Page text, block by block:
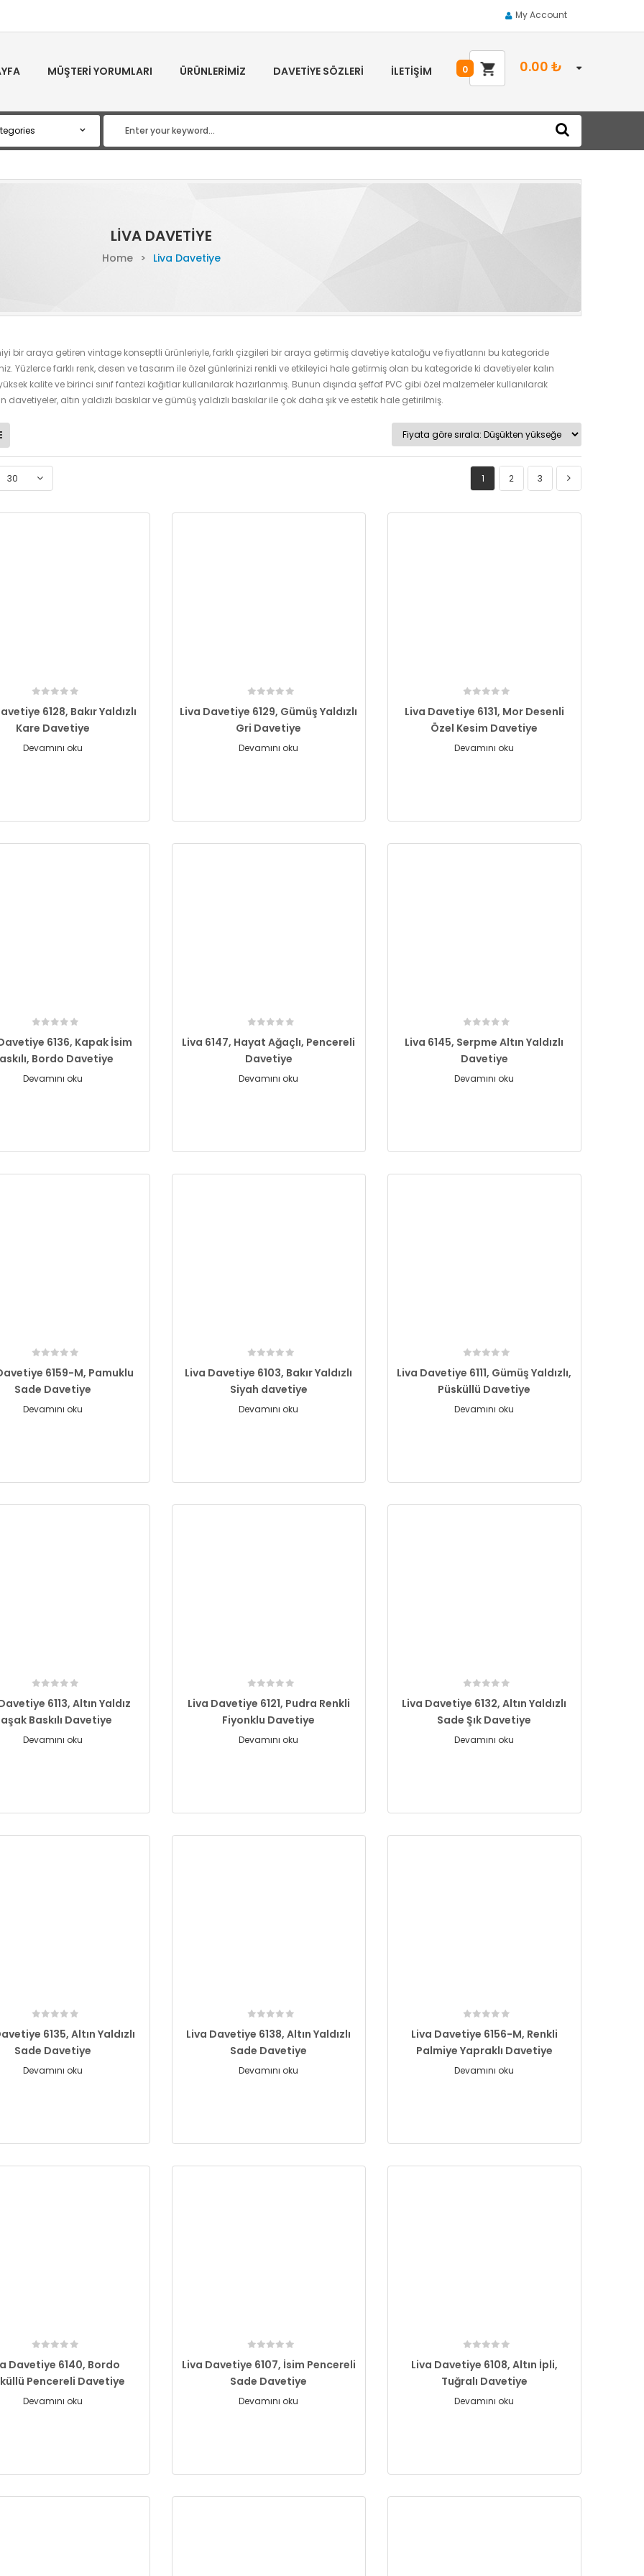
My Account
MÜŞTERI YORUMLARI ÜRÜNLERIMIZ DAVETIYE SÖZLERI İLETIŞIM 0.00 ₺
0
LIVA DAVETIYE
Home > Liva Davetiye
bir araya getiren vintage konseptli ürünleriyle, farklı çizgileri bir araya getirmiş davetiye kataloğu ve fiyatlarını bu kategoride
Yüzlerce farklı renk, desen ve tasarım ile özel günlerinizi renkli ve etkileyici hale getirmiş olan bu kategoride ki davetiyeler kalın
kalite ve birinci sınıf fantezi kağıtlar kullanılarak hazırlanmış. Bunun dışında şeffaf PVC gibi özel malzemeler kullanılarak
altın yaldızlı baskılar ve gümüş yaldızlı baskılar ile çok daha şık ve estetik hale getirilmiş.
30 1 2 3
6128, Bakır Yaldızlı
Kare Davetiye
Devamını oku
Liva Davetiye 6129, Gümüş Yaldızlı
Gri Davetiye
Devamını oku
Liva Davetiye 6131, Mor Desenli
Özel Kesim Davetiye
Devamını oku
6136, Kapak İsim
Bordo Davetiye
Devamını oku
Liva 6147, Hayat Ağaçlı, Pencereli
Davetiye
Devamını oku
Liva 6145, Serpme Altın Yaldızlı
Davetiye
Devamını oku
6159-M, Pamuklu
Sade Davetiye
Devamını oku
Liva Davetiye 6103, Bakır Yaldızlı
Siyah davetiye
Devamını oku
Liva Davetiye 6111, Gümüş Yaldızlı,
Püsküllü Davetiye
Devamını oku
6113, Altın Yaldız
Baskılı Davetiye
Devamını oku
Liva Davetiye 6121, Pudra Renkli
Fiyonklu Davetiye
Devamını oku
Liva Davetiye 6132, Altın Yaldızlı
Sade Şık Davetiye
Devamını oku
6135, Altın Yaldızlı
Sade Davetiye
Devamını oku
Liva Davetiye 6138, Altın Yaldızlı
Sade Davetiye
Devamını oku
Liva Davetiye 6156-M, Renkli
Palmiye Yapraklı Davetiye
Devamını oku
Davetiye 6140, Bordo
Pencereli Davetiye
Devamını oku
Liva Davetiye 6107, İsim Pencereli
Sade Davetiye
Devamını oku
Liva Davetiye 6108, Altın İpli,
Tuğralı Davetiye
Devamını oku